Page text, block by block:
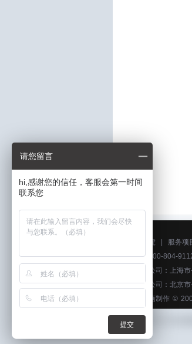
关于艺虎 服务项
电话：400-804-
上海分公司：上海
北京分公司：北京
上海动画制作 ©
请您留言
hi,感谢您的信任，客服会第一时间
联系您
提交